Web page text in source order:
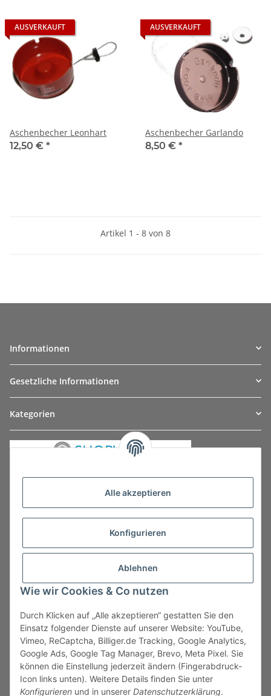
AUSVERKAUFT
Aschenbecher Leonhart
12,50 € *
AUSVERKAUFT
Aschenbecher Garlando
8,50 € *
Artikel 1 - 8 von 8
Informationen
Gesetzliche Informationen
Kategorien
Vertrag widerrufen
Alle akzeptieren
Konfigurieren
Ablehnen
Wie wir Cookies & Co nutzen
Durch Klicken auf „Alle akzeptieren“ gestatten Sie den
Einsatz folgender Dienste auf unserer Website: YouTube,
Vimeo, ReCaptcha, Billiger.de Tracking, Google Analytics,
Google Ads, Google Tag Manager, Brevo, Meta Pixel. Sie
können die Einstellung jederzeit ändern (Fingerabdruck-
Icon links unten). Weitere Details finden Sie unter
Konfigurieren und in unserer Datenschutzerklärung.